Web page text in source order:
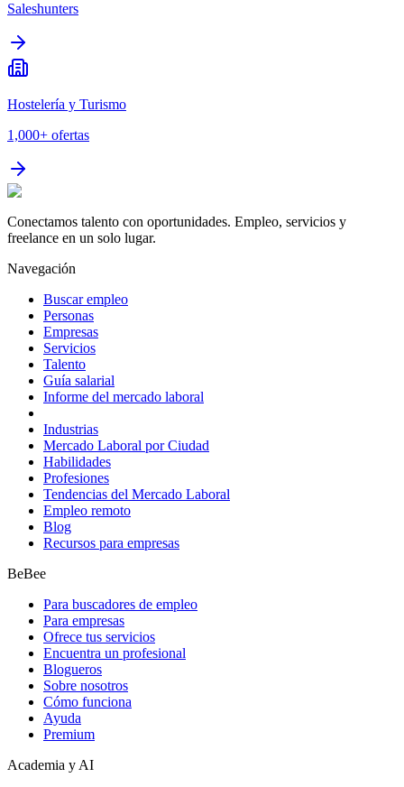
Saleshunters
Hostelería y Turismo
1,000+ ofertas
Conectamos talento con oportunidades. Empleo, servicios y
freelance en un solo lugar.
Navegación
Buscar empleo
Personas
Empresas
Servicios
Talento
Guía salarial
Informe del mercado laboral
Industrias
Mercado Laboral por Ciudad
Habilidades
Profesiones
Tendencias del Mercado Laboral
Empleo remoto
Blog
Recursos para empresas
BeBee
Para buscadores de empleo
Para empresas
Ofrece tus servicios
Encuentra un profesional
Blogueros
Sobre nosotros
Cómo funciona
Ayuda
Premium
Academia y AI